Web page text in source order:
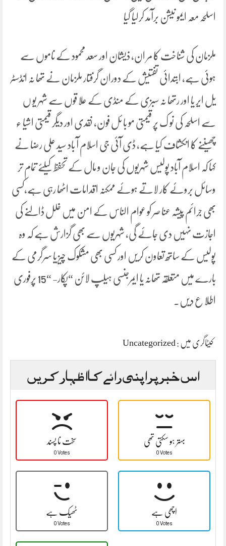
اسلحہ معہ ایمو نیشن برآمد کرلیا گیا
ملزمان کی شناخت کا مر ان، ذیشان اور سعد محمود کے ناموں سے
ہوئی ہے، ابتدائی تفتیش کے دوران گرفتار ملزمان نے تھا نہ انڈسٹر
یل ایر یا اور رتھا نہ سبزی کے منڈی کے علا قوں سے شہر یو ں
سے اسلحہ کی نو ک پر قیمتی مو با ئل فون، نقدی اور دیگر قیمتی اشیا ء
چھیننے کا انکشاف کیا ہے، ڈی آئی جی اسلام آ باد سید علی رضا نے
کہا کہ اسلام آباد پولیس شہریوں کی جان و مال کے تحفظ کیلئے تمام تر
وسائل بروئے کار لاتے ہوئے ممکنہ اقدامات اٹھا رہی ہے،کسی
بھی جرائم پیشہ عنا صر کو عوام الناس کے امن میں خلل ڈالنے کی
اجازت نہیں دی جائے گی، شہریوں سے بھی گزارش ہے کہ وہ
پولیس کے ساتھ تعاون کریں اور کسی بھی مشکوک چیز یا سرگرمی کے
بارے میں متعلقہ تھانہ یا ایمرجنسی ہیلپ لائن “پکار- “15 پرفوری
اطلا ع دیں۔
کیٹاگری میں : Uncategorized
اس خبر پر اپنی رائے کا اظہار کریں
سخت نا پسند
0 Votes
بہتر ہو سکتی تھی
0 Votes
ٹھیک ہے
0 Votes
اچھی ہے
0 Votes